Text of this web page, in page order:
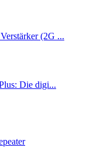
(2G ...
Die digi...